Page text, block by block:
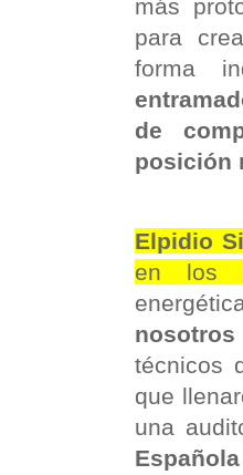
más
para
forma
de
posición
Elpidio
en los
técnicos
que
una